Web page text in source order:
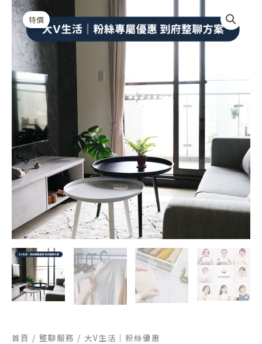
特價
首頁 / 整聊服務 / 大V生活｜粉絲優惠
格
範
NT$5,880
到
NT$20,800
大
V
生
活
｜
粉
絲
優
惠
數
量